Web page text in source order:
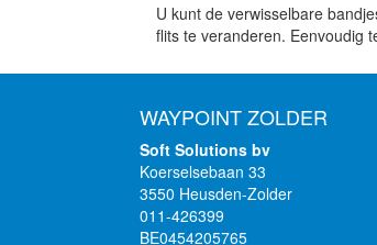
U kunt de verwisselbare
flits te veranderen. Eenvoudig
WAYPOINT ZOLDER
Soft Solutions bv
Koerselsebaan 33
3550 Heusden-Zolder
011-426399
BE0454205765